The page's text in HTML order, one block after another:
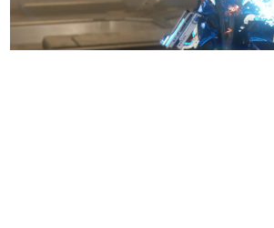
ゲーム開発者・hamatsu氏がゲーム
具体的な形から解き明かしていく
です。